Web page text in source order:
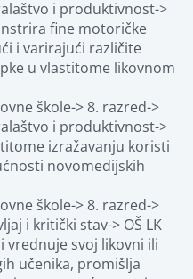
i produktivnost->
fine motoričke
i varirajući različite
u vlastitome likovnom
škole-> 8. razred->
i produktivnost->
izražavanju koristi
novomedijskih
škole-> 8. razred->
i kritički stav-> OŠ LK
vrednuje svoj likovni ili
učenika, promišlja